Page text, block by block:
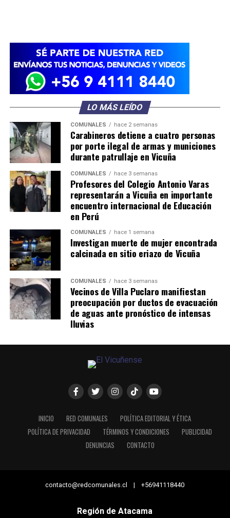
LO MÁS LEÍDO
COMUNALES hace 2 semanas
Carabineros detiene a cuatro personas
por porte ilegal de armas y municiones
durante patrullaje en Vicuña
COMUNALES hace 3 semanas
Profesores del Colegio Antonio Varas
representarán a Vicuña en importante
encuentro internacional de Educación
en Perú
COMUNALES hace 1 semana
Investigan muerte de mujer encontrada
calcinada en sitio eriazo de Vicuña
COMUNALES hace 3 semanas
Vecinos de Villa Puclaro manifiestan
preocupación por ductos de evacuación
de aguas ante pronóstico de intensas
lluvias
INICIO RED COMUNALES
POLÍTICA EDITORIAL Y ÉTICA
POLÍTICA DE PRIVACIDAD
TÉRMINOS Y CONDICIONES
PUBLICIDAD
DENUNCIAS
CONTACTO
contacto@redcomunales.cl | +56941118440
Región de Atacama